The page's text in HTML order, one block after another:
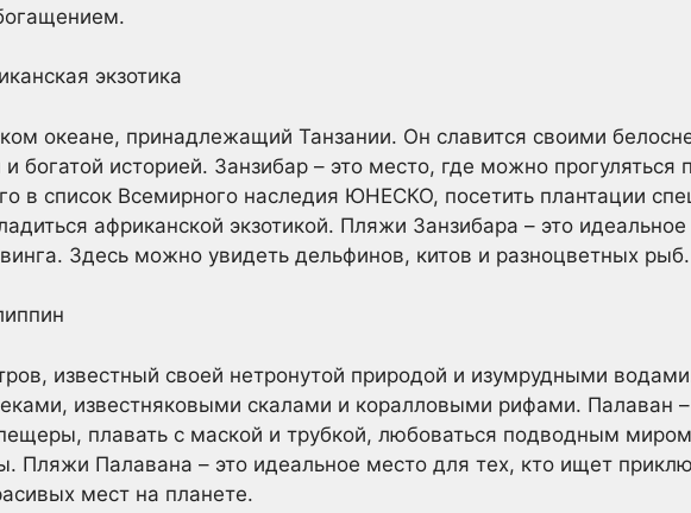
экзотика
океане, принадлежащий Танзании. Он славится своими
историей. Занзибар – это место, где можно прогуляться
в список Всемирного наследия ЮНЕСКО, посетить плантации
африканской экзотикой. Пляжи Занзибара – это
Здесь можно увидеть дельфинов, китов и разноцветных рыб.
известный своей нетронутой природой и изумрудными
известняковыми скалами и коралловыми рифами. Палаван –
плавать с маской и трубкой, любоваться подводным
Пляжи Палавана – это идеальное место для тех, кто ищет
мест на планете.